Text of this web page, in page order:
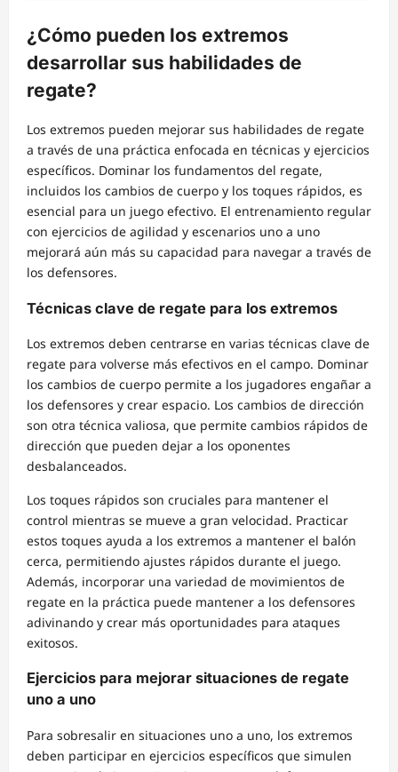
¿Cómo pueden los extremos
desarrollar sus habilidades de
regate?
Los extremos pueden mejorar sus habilidades de regate
a través de una práctica enfocada en técnicas y ejercicios
específicos. Dominar los fundamentos del regate,
incluidos los cambios de cuerpo y los toques rápidos, es
esencial para un juego efectivo. El entrenamiento regular
con ejercicios de agilidad y escenarios uno a uno
mejorará aún más su capacidad para navegar a través de
los defensores.
Técnicas clave de regate para los extremos
Los extremos deben centrarse en varias técnicas clave de
regate para volverse más efectivos en el campo. Dominar
los cambios de cuerpo permite a los jugadores engañar a
los defensores y crear espacio. Los cambios de dirección
son otra técnica valiosa, que permite cambios rápidos de
dirección que pueden dejar a los oponentes
desbalanceados.
Los toques rápidos son cruciales para mantener el
control mientras se mueve a gran velocidad. Practicar
estos toques ayuda a los extremos a mantener el balón
cerca, permitiendo ajustes rápidos durante el juego.
Además, incorporar una variedad de movimientos de
regate en la práctica puede mantener a los defensores
adivinando y crear más oportunidades para ataques
exitosos.
Ejercicios para mejorar situaciones de regate
uno a uno
Para sobresalir en situaciones uno a uno, los extremos
deben participar en ejercicios específicos que simulen